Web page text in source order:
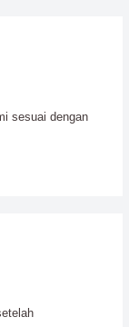
sesuai dengan